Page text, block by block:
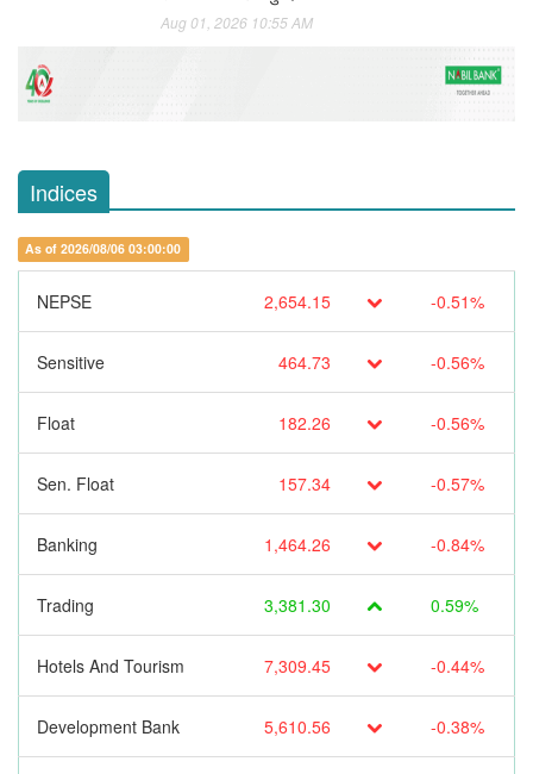
Aug 01, 2026 10:55 AM
Indices
As of 2026/08/06 03:00:00
NEPSE 2,654.15 -0.51%
Sensitive 464.73 -0.56%
Float 182.26 -0.56%
Sen. Float 157.34 -0.57%
Banking 1,464.26 -0.84%
Trading 3,381.30 0.59%
Hotels And Tourism 7,309.45 -0.44%
Development Bank 5,610.56 -0.38%